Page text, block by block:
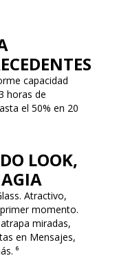
capacidad
horas de
el 50% en 20
LOOK,
Atractivo,
momento.
miradas,
en Mensajes,
⁶